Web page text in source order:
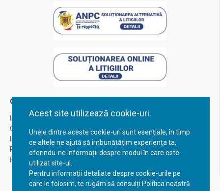
Acest site utilizează cookie-uri.
Unele dintre aceste cookie-uri sunt esențiale, în timp
ce altele ne ajută să îmbunătățim experiența ta,
oferindu-ne informații despre modul în care este
utilizat site-ul.
Pentru informații detaliate despre cookie-urile pe
care le folosim, te rugăm să consulți Politica noastră
Contul Meu
Inregistrare
Contul meu
Istoric comenzi
Recuperare parola
Returnare produs